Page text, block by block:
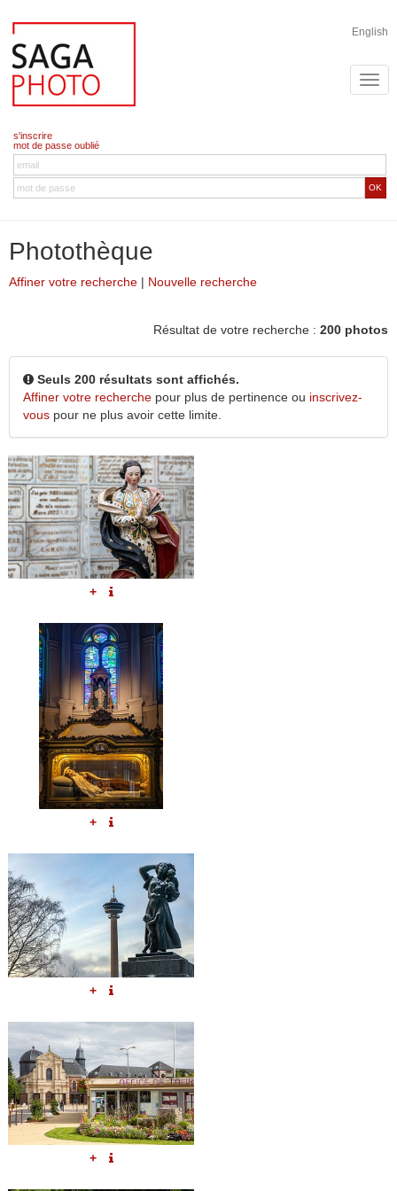
English
s'inscrire
mot de passe oublié
OK
Photothèque
Affiner votre recherche | Nouvelle recherche
Résultat de votre recherche : 200 photos
Seuls 200 résultats sont affichés.
Affiner votre recherche pour plus de pertinence ou inscrivez-
vous pour ne plus avoir cette limite.
+
+
+
+